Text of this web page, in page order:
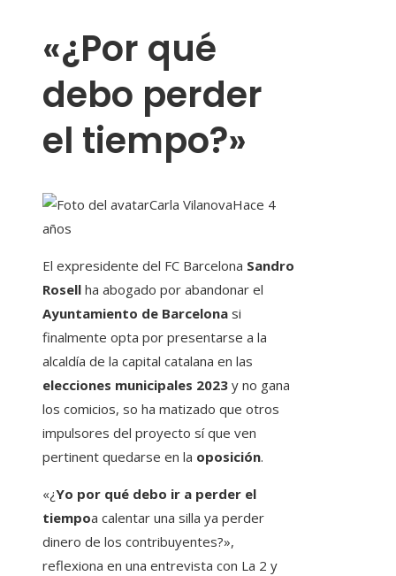
«¿Por qué
debo perder
el tiempo?»
Carla VilanovaHace 4
años
El expresidente del FC Barcelona Sandro
Rosell ha abogado por abandonar el
Ayuntamiento de Barcelona si
finalmente opta por presentarse a la
alcaldía de la capital catalana en las
elecciones municipales 2023 y no gana
los comicios, so ha matizado que otros
impulsores del proyecto sí que ven
pertinent quedarse en la oposición.
«¿Yo por qué debo ir a perder el
tiempoa calentar una silla ya perder
dinero de los contribuyentes?»,
reflexiona en una entrevista con La 2 y